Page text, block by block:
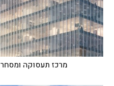
מרכז תעסוקה ומסחר ONYX, צומת סביון